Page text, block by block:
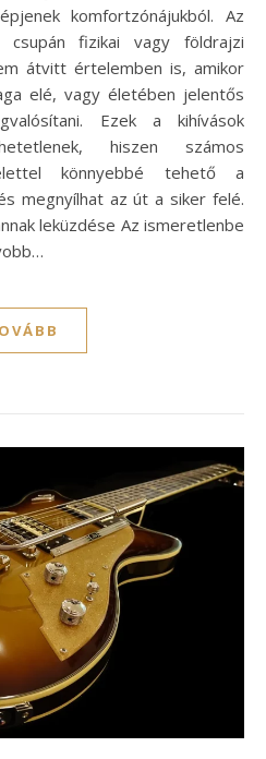
komfortzónájukból. Az
fizikai vagy földrajzi
átvitt értelemben is, amikor
elé, vagy életében jelentős
Ezek a kihívások
hiszen számos
könnyebbé tehető a
megnyílhat az út a siker felé.
leküzdése Az ismeretlenbe